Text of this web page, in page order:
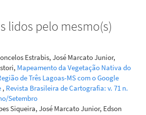
lidos pelo mesmo(s)
Estrabis, José Marcato Junior,
Mapeamento da Vegetação Nativa do
de Três Lagoas-MS com o Google
, Revista Brasileira de Cartografia: v. 71 n.
Setembro
Siqueira, José Marcato Junior, Edson